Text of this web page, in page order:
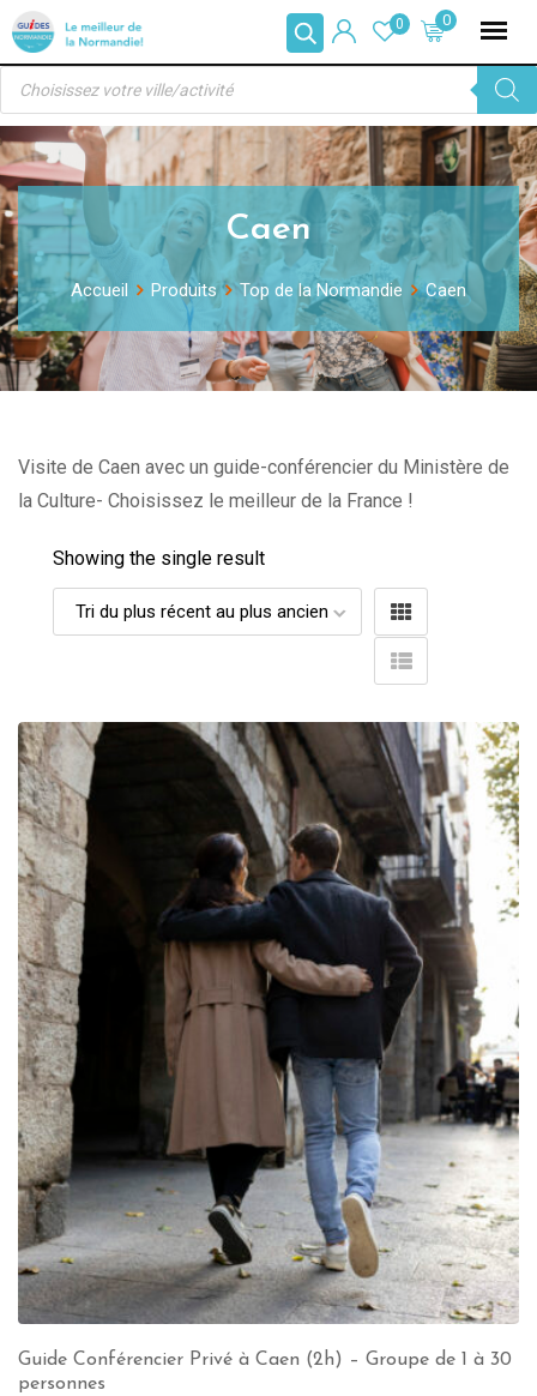
Skip
to
content
0
0
Recherche
produits
Caen
Accueil Produits Top de la Normandie Caen
Visite de Caen avec un guide-conférencier du Ministère de
la Culture- Choisissez le meilleur de la France !
Showing the single result
Guide Conférencier Privé à Caen (2h) – Groupe de 1 à 30
personnes